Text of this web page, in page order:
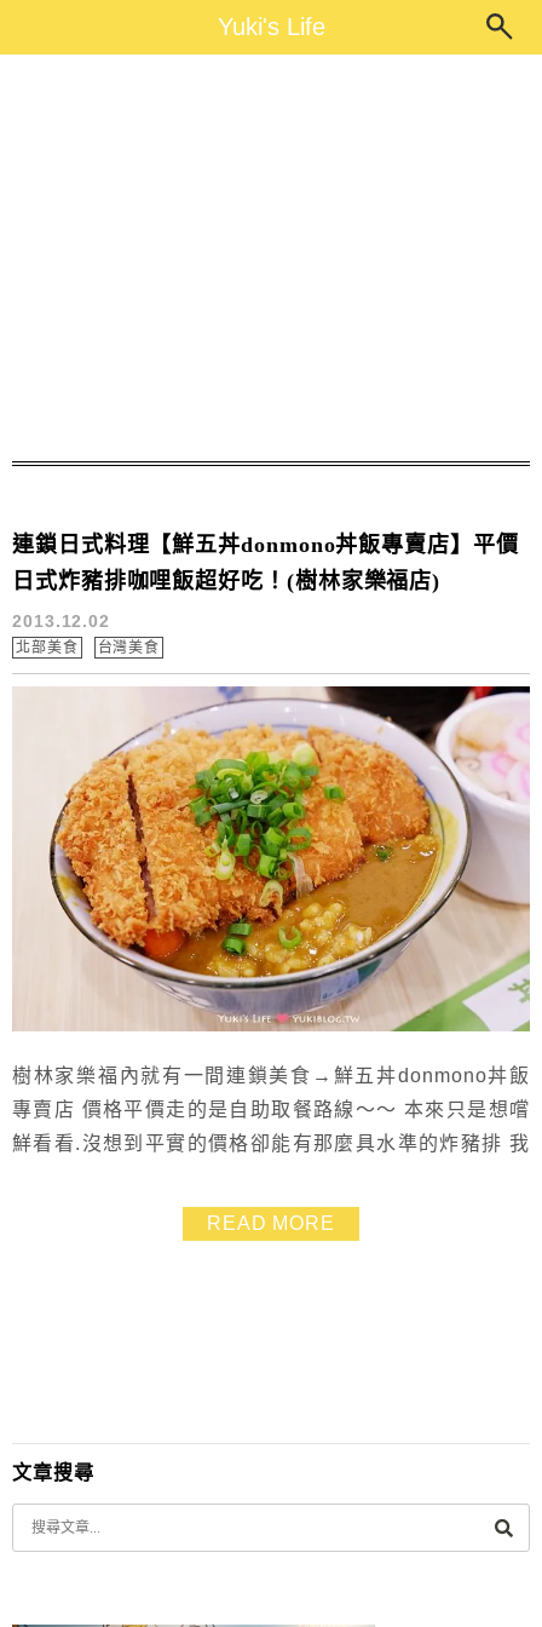
Yuki's LifeYuki's Life
連鎖日式料理【鮮五丼donmono丼飯專賣店】平價
日式炸豬排咖哩飯超好吃！(樹林家樂福店)
2013.12.02
北部美食 台灣美食
樹林家樂福內就有一間連鎖美食→鮮五丼donmono丼飯
專賣店 價格平價走的是自助取餐路線～～ 本來只是想嚐
鮮看看.沒想到平實的價格卻能有那麼具水準的炸豬排 我
的家樂福或是鮮五丼門市吧 柯柯！
READ MORE
文章搜尋